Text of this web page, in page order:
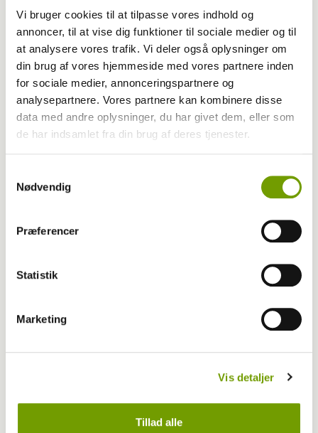
Vi bruger cookies til at tilpasse vores indhold og
annoncer, til at vise dig funktioner til sociale medier og til
at analysere vores trafik. Vi deler også oplysninger om
din brug af vores hjemmeside med vores partnere inden
for sociale medier, annonceringspartnere og
analysepartnere. Vores partnere kan kombinere disse
data med andre oplysninger, du har givet dem, eller som
de har indsamlet fra din brug af deres tjenester.
Nødvendig
Præferencer
Statistik
Marketing
Vis detaljer
Tillad alle
Foto
Actionfyldte fotos fra VM for schæferhunde
Hund forsvundet. Løsesum krævet